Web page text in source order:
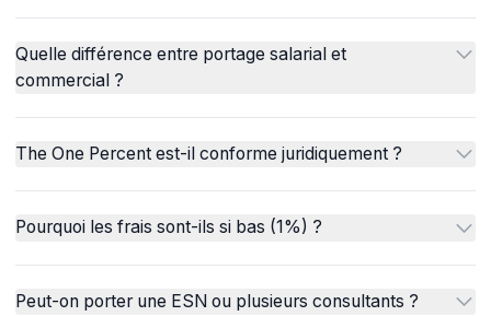
Quelle différence entre portage salarial et
commercial ?
The One Percent est-il conforme juridiquement ?
Pourquoi les frais sont-ils si bas (1%) ?
Peut-on porter une ESN ou plusieurs consultants ?